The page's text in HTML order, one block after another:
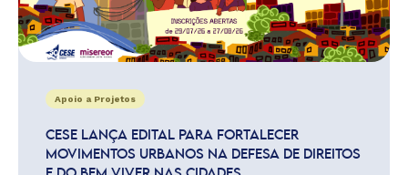
Apoio a Projetos
CESE LANÇA EDITAL PARA FORTALECER
MOVIMENTOS URBANOS NA DEFESA DE DIREITOS